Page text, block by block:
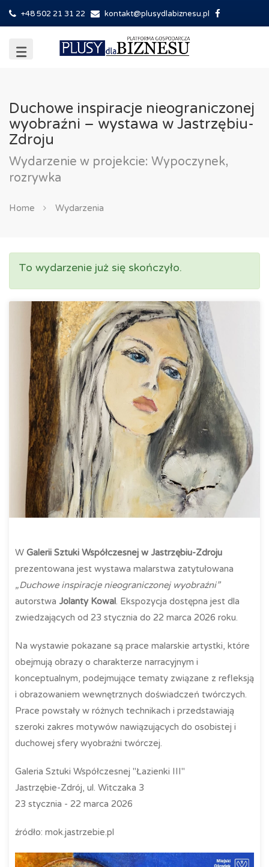
+48 502 21 31 22 kontakt@plusydlabiznesu.pl
Duchowe inspiracje nieograniczonej
wyobraźni – wystawa w Jastrzębiu-
Zdroju
Wydarzenie w projekcie: Wypoczynek,
rozrywka
Home Wydarzenia
To wydarzenie już się skończyło.
W Galerii Sztuki Współczesnej w Jastrzębiu-Zdroju
prezentowana jest wystawa malarstwa zatytułowana
„Duchowe inspiracje nieograniczonej wyobraźni”
autorstwa Jolanty Kowal. Ekspozycja dostępna jest dla
zwiedzających od 23 stycznia do 22 marca 2026 roku.
Na wystawie pokazane są prace malarskie artystki, które
obejmują obrazy o charakterze narracyjnym i
konceptualnym, podejmujące tematy związane z refleksją
i obrazowaniem wewnętrznych doświadczeń twórczych.
Prace powstały w różnych technikach i przedstawiają
szeroki zakres motywów nawiązujących do osobistej i
duchowej sfery wyobraźni twórczej.
Galeria Sztuki Współczesnej "Łazienki III"
Jastrzębie-Zdrój, ul. Witczaka 3
23 stycznia - 22 marca 2026
źródło: mok.jastrzebie.pl